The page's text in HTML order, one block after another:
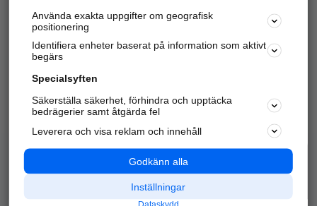
Kom igång och annonsera mot
samarbetspartners nära dig.
Alla kategorier
Populära sökningar
API & Kartor
Annonsera
Integritet
Nödnummer
Använda exakta uppgifter om geografisk
positionering
Identifiera enheter baserat på information som aktivt
begärs
Specialsyften
Säkerställa säkerhet, förhindra och upptäcka
bedrägerier samt åtgärda fel
Leverera och visa reklam och innehåll
Godkänn alla
Inställningar
Dataskydd